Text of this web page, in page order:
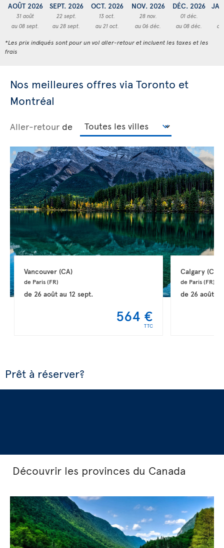
AOÛT 2026
31 août
au 08 sept.
SEPT. 2026
22 sept.
au 28 sept.
OCT. 2026
13 oct.
au 21 oct.
NOV. 2026
28 nov.
au 06 déc.
DÉC. 2026
01 déc.
au 08 déc.
*Les prix indiqués sont pour un vol aller-retour et incluent les taxes et les
frais
Nos meilleures offres via Toronto et
Montréal
Aller-retour de
Vancouver (CA)
de Paris (FR)
de 26 aoûtau 12 sept.
564 €
TTC
Calgary (CA)
de Paris (FR)
de 26 août
Prêt à réserver?
Découvrir les provinces du Canada